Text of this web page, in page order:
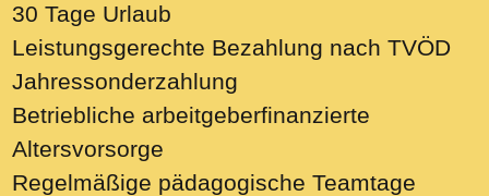
30 Tage Urlaub
Leistungsgerechte Bezahlung nach TVÖD
Jahressonderzahlung
Betriebliche arbeitgeberfinanzierte
Altersvorsorge
Regelmäßige pädagogische Teamtage